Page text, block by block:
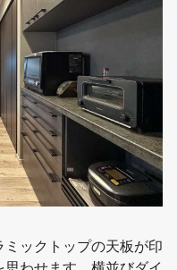
ックトップの天板が印